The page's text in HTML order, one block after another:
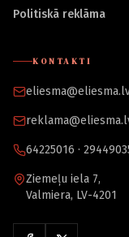
Politiskā reklāma
KONTAKTI
64225016 ·
Ziemeļu iela 7,
Valmiera, LV-4201